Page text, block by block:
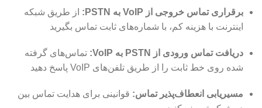
برقراری تماس خروجی از VoIP به PSTN:
از طریق شبکه
اینترنت با هزینه کم، با شماره‌های ثابت تماس بگیرید
دریافت تماس ورودی از PSTN به VoIP:
تماس‌های گرفته
شده روی خط ثابت را از طریق تلفن‌های VoIP پاسخ دهید
مسیریابی انعطاف‌پذیر تماس: قوانینی برای هدایت تماس بین